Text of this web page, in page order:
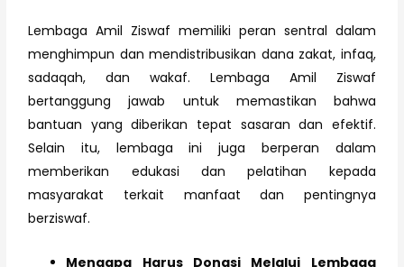
Lembaga Amil Ziswaf memiliki peran sentral dalam
menghimpun dan mendistribusikan dana zakat, infaq,
sadaqah, dan wakaf. Lembaga Amil Ziswaf
bertanggung jawab untuk memastikan bahwa
bantuan yang diberikan tepat sasaran dan efektif.
Selain itu, lembaga ini juga berperan dalam
memberikan edukasi dan pelatihan kepada
masyarakat terkait manfaat dan pentingnya
berziswaf.
Mengapa Harus Donasi Melalui Lembaga